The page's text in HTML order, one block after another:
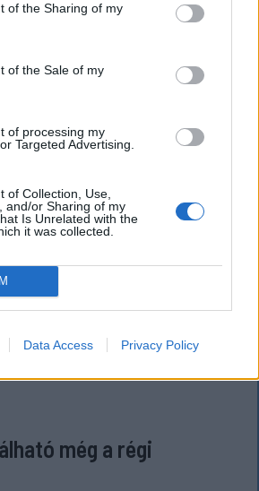
of the Sharing of my
of the Sale of my
of processing my
Targeted Advertising.
of Collection, Use,
and/or Sharing of my
Is Unrelated with the
it was collected.
Data Access Privacy Policy
tett csütörtökön Majka
koncert lemondását
még a régi